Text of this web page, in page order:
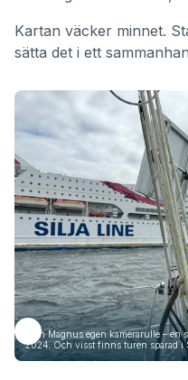
Kartan väcker minnet.
sätta det i ett
Från Magnus egen kamerarulle –
2024. Och visst finns turen sparad i